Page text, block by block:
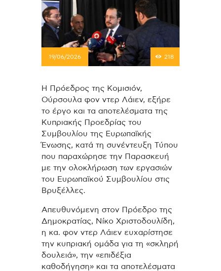
19/06/2026 218
Η Πρόεδρος της Κομισιόν,
Ούρσουλα φον ντερ Λάιεν, εξήρε
το έργο και τα αποτελέσματα της
Κυπριακής Προεδρίας του
Συμβουλίου της Ευρωπαϊκής
Ένωσης, κατά τη συνέντευξη Τύπου
που παραχώρησε την Παρασκευή
με την ολοκλήρωση των εργασιών
του Ευρωπαϊκού Συμβουλίου στις
Βρυξέλλες.
Απευθυνόμενη στον Πρόεδρο της
Δημοκρατίας, Νίκο Χριστοδουλίδη,
η κα. φον ντερ Λάιεν ευχαρίστησε
την κυπριακή ομάδα για τη «σκληρή
δουλειά», την «επιδέξια
καθοδήγηση» και τα αποτελέσματα